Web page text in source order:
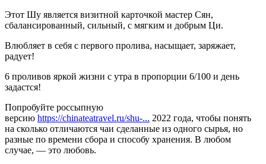
Этот Шу является визитной карточкой мастер Сян,
сбалансированный, сильный, с мягким и добрым Ци.
Влюбляет в себя с первого пролива, насыщает, заряжает,
радует!
6 проливов яркой жизни с утра в пропорции 6/100 и день
задастся!
Попробуйте россыпную
версию https://chinateatravel.ru/shu-... 2022 года, чтобы понять
на сколько отличаются чаи сделанные из одного сырья, но
разные по времени сбора и способу хранения. В любом
случае, — это любовь.